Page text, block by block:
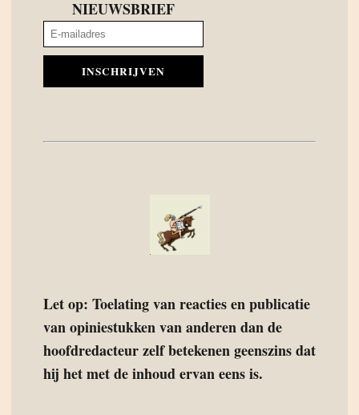
NIEUWSBRIEF
INSCHRIJVEN
Let op: Toelating van reacties en publicatie
van opiniestukken van anderen dan de
hoofdredacteur zelf betekenen geenszins dat
hij het met de inhoud ervan eens is.